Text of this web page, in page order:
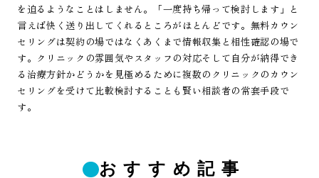
を迫るようなことはしません。「一度持ち帰って検討します」と
言えば快く送り出してくれるところがほとんどです。無料カウン
セリングは契約の場ではなくあくまで情報収集と相性確認の場で
す。クリニックの雰囲気やスタッフの対応そして自分が納得でき
る治療方針かどうかを見極めるために複数のクリニックのカウン
セリングを受けて比較検討することも賢い相談者の常套手段で
す。
おすすめ記事